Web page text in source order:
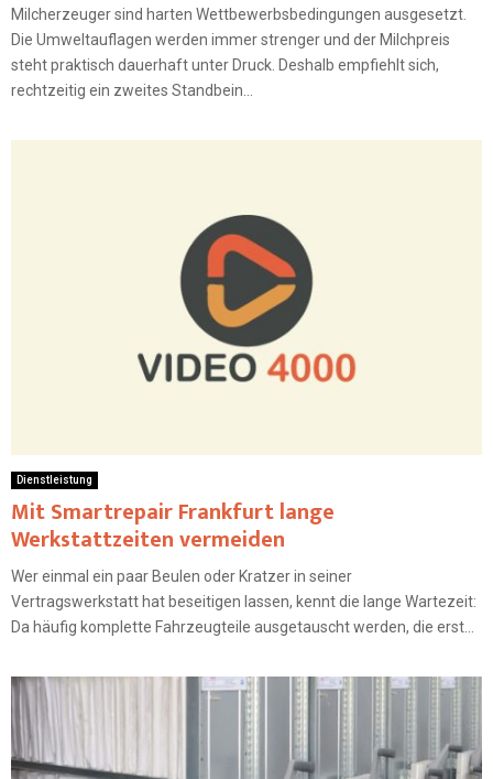
Milcherzeuger sind harten Wettbewerbsbedingungen ausgesetzt.
Die Umweltauflagen werden immer strenger und der Milchpreis
steht praktisch dauerhaft unter Druck. Deshalb empfiehlt sich,
rechtzeitig ein zweites Standbein...
Dienstleistung
Mit Smartrepair Frankfurt lange
Werkstattzeiten vermeiden
Wer einmal ein paar Beulen oder Kratzer in seiner
Vertragswerkstatt hat beseitigen lassen, kennt die lange Wartezeit:
Da häufig komplette Fahrzeugteile ausgetauscht werden, die erst...